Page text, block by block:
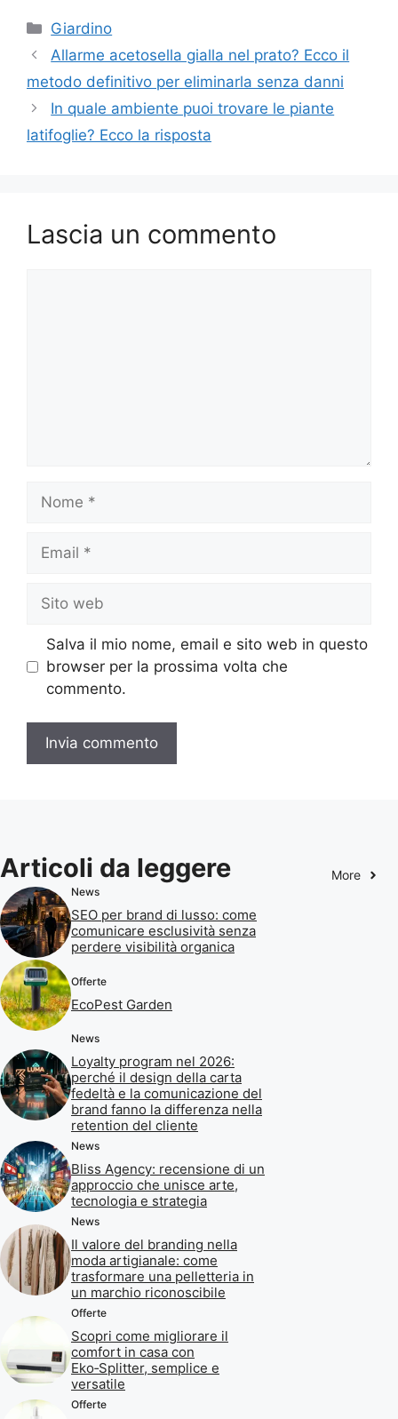
Categorie
Giardino
Allarme acetosella gialla nel prato? Ecco il
metodo definitivo per eliminarla senza danni
In quale ambiente puoi trovare le piante
latifoglie? Ecco la risposta
Lascia un commento
web
Salva il mio nome, email e sito web in questo
browser per la prossima volta che
commento.
Articoli da leggere More
News
SEO per brand di lusso: come
comunicare esclusività senza
perdere visibilità organica
Offerte
EcoPest Garden
News
Loyalty program nel 2026:
perché il design della carta
fedeltà e la comunicazione del
brand fanno la differenza nella
retention del cliente
News
Bliss Agency: recensione di un
approccio che unisce arte,
tecnologia e strategia
News
Il valore del branding nella
moda artigianale: come
trasformare una pelletteria in
un marchio riconoscibile
Offerte
Scopri come migliorare il
comfort in casa con
Eko‑Splitter, semplice e
versatile
Offerte